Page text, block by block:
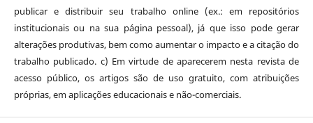
publicar e distribuir seu trabalho online (ex.: em repositórios
institucionais ou na sua página pessoal), já que isso pode gerar
alterações produtivas, bem como aumentar o impacto e a citação do
trabalho publicado. c) Em virtude de aparecerem nesta revista de
acesso público, os artigos são de uso gratuito, com atribuições
próprias, em aplicações educacionais e não-comerciais.